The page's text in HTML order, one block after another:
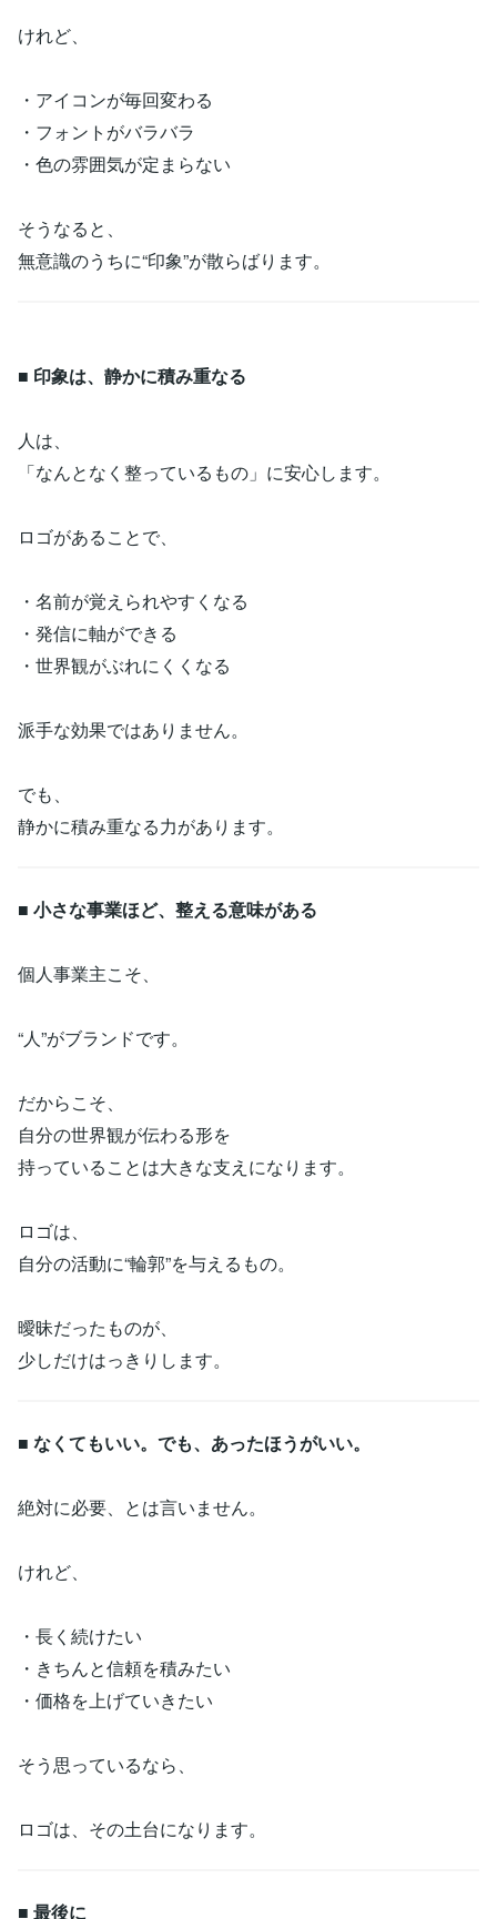
けれど、
・アイコンが毎回変わる
・フォントがバラバラ
・色の雰囲気が定まらない
そうなると、
無意識のうちに“印象”が散らばります。
■ 印象は、静かに積み重なる
人は、
「なんとなく整っているもの」に安心します。
ロゴがあることで、
・名前が覚えられやすくなる
・発信に軸ができる
・世界観がぶれにくくなる
派手な効果ではありません。
でも、
静かに積み重なる力があります。
■ 小さな事業ほど、整える意味がある
個人事業主こそ、
“人”がブランドです。
だからこそ、
自分の世界観が伝わる形を
持っていることは大きな支えになります。
ロゴは、
自分の活動に“輪郭”を与えるもの。
曖昧だったものが、
少しだけはっきりします。
■ なくてもいい。でも、あったほうがいい。
絶対に必要、とは言いません。
けれど、
・長く続けたい
・きちんと信頼を積みたい
・価格を上げていきたい
そう思っているなら、
ロゴは、その土台になります。
■ 最後に